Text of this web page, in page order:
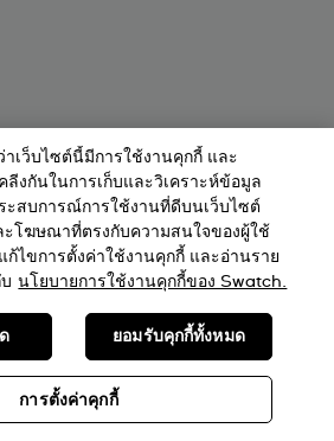
เว็บไซต์นี้มีการใช้งานคุกกี้ และ
งกันในการเก็บและวิเคราะห์ข้อมูล
ะสบการณ์การใช้งานที่ดีบนเว็บไซต์
ะโฆษณาที่ตรงกับความสนใจของผู้ใช้
ไขการตั้งค่าใช้งานคุกกี้ และอ่านราย
นโยบายการใช้งานคุกกี้ของ Swatch.
การตั้งค่าคุกกี้
ยอมรับคุกกี้ทั้งหมด